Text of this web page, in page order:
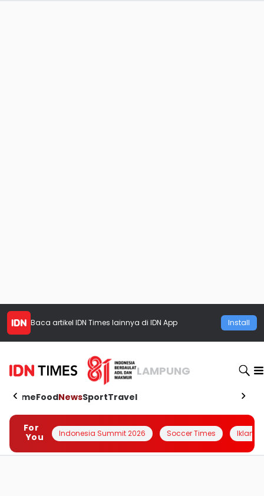
Baca artikel IDN Times lainnya di IDN App Install
LAMPUNG
HomeFoodNewsSportTravel
For
You
Indonesia Summit 2026 Soccer Times Iklanin